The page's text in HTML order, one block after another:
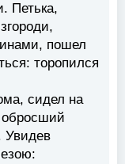
Петька,
пошел
торопился
сидел на
обросший
Увидев